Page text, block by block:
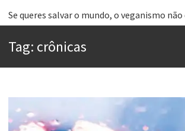
Tem que filmar isso daí
Aprender a fracassar é o segredo do sucesso
Esse tal de Rock Gaúcho
Os causos de Jorge Luis Borges
Tag: crônicas